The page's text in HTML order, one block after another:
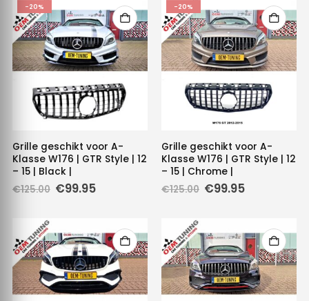
-20%
Grille geschikt voor A-
Klasse W176 | GTR Style | 12
– 15 | Black |
€125.00 Oorspronkelijke
€99.95Huidige
-20%
Grille geschikt voor A-
Klasse W176 | GTR Style | 12
– 15 | Chrome |
€125.00 Oorspronkelijke
€99.95Huidige